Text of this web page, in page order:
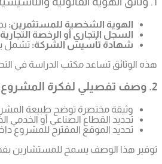
الهوية الشخصية للمستثمرين:
السجل التجاري أو الرخصة
شهادة تأسيس الشركة: تشمل
هذه الوثائق تساعد مكتب الدراسة في
2. وصف تفصيلي لفكرة المشروع
وثيقة مختصرة توضح طبيعة
تحديد القطاع الصناعي أو الخدمي
تحديد الموقع المقترح للمشروع
توفير هذا الوصف يسمح للمستشارين